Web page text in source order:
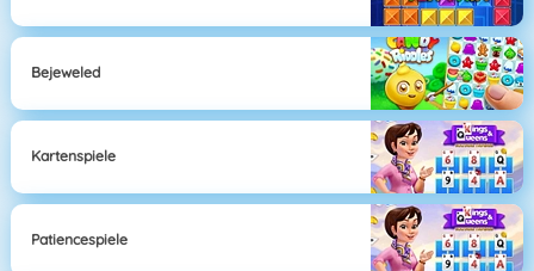
Bejeweled
Kartenspiele
Patiencespiele